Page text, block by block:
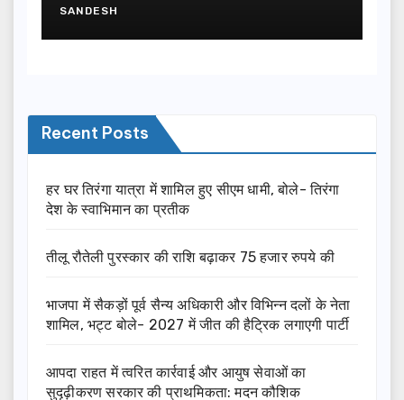
SANDESH
Recent Posts
हर घर तिरंगा यात्रा में शामिल हुए सीएम धामी, बोले- तिरंगा
देश के स्वाभिमान का प्रतीक
तीलू रौतेली पुरस्कार की राशि बढ़ाकर 75 हजार रुपये की
भाजपा में सैकड़ों पूर्व सैन्य अधिकारी और विभिन्न दलों के नेता
शामिल, भट्ट बोले- 2027 में जीत की हैट्रिक लगाएगी पार्टी
आपदा राहत में त्वरित कार्रवाई और आयुष सेवाओं का
सुदृढ़ीकरण सरकार की प्राथमिकता: मदन कौशिक